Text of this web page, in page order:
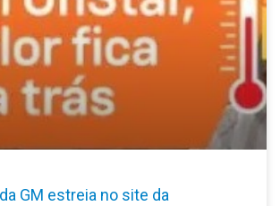
GM estreia no site da